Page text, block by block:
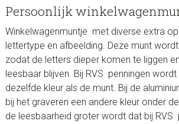
Persoonlijk
Winkelwagenmuntje met diverse extra
lettertype en afbeelding. Deze munt
zodat de letters dieper komen te liggen
leesbaar blijven. Bij RVS penningen
dezelfde kleur als de munt. Bij de
bij het graveren een andere kleur onder
de leesbaarheid groter wordt dat bij RVS